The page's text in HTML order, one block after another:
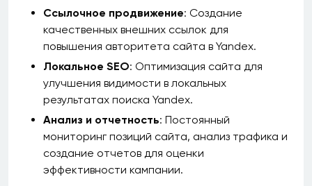
Ссылочное продвижение: Создание
качественных внешних ссылок для
повышения авторитета сайта в Yandex.
Локальное SEO: Оптимизация сайта для
улучшения видимости в локальных
результатах поиска Yandex.
Анализ и отчетность: Постоянный
мониторинг позиций сайта, анализ трафика и
создание отчетов для оценки
эффективности кампании.